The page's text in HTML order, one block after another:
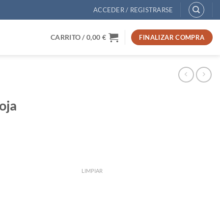
ACCEDER / REGISTRARSE
CARRITO /0,00 € FINALIZAR COMPRA
LIMPIAR